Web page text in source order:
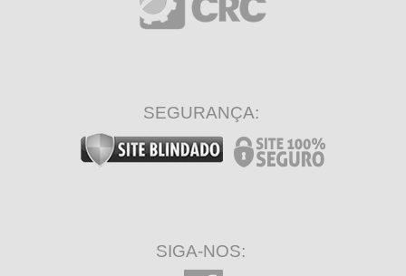
SEGURANÇA:
SIGA-NOS: